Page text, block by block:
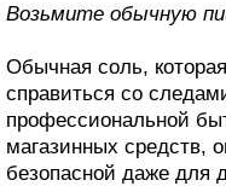
Возьмите обычную
Обычная соль,
справиться со
профессиональной
магазинных средств,
безопасной даже для